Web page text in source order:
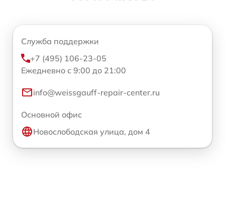
Служба поддержки
+7 (495) 106-23-05
Ежедневно с 9:00 до 21:00
info@weissgauff-repair-center.ru
Основной офис
Новослободская улица, дом 4